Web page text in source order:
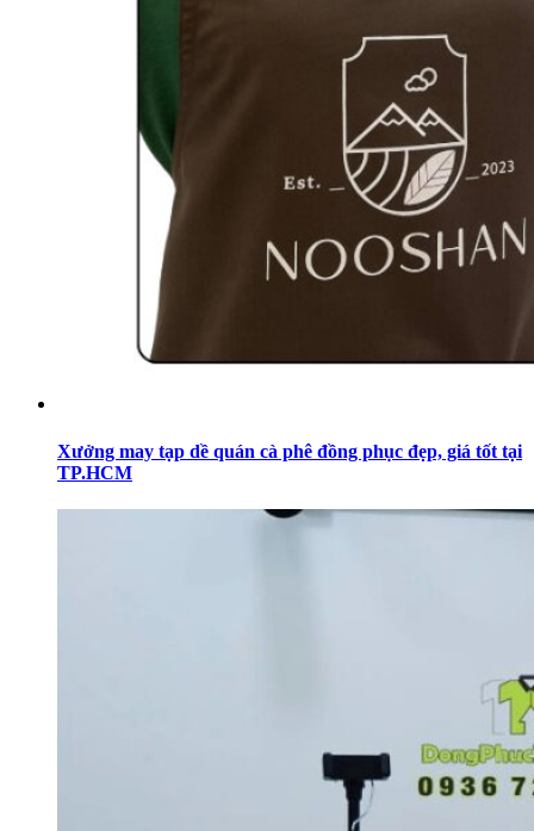
Xưởng may tạp dề quán cà phê đồng phục đẹp, giá tốt tại
TP.HCM